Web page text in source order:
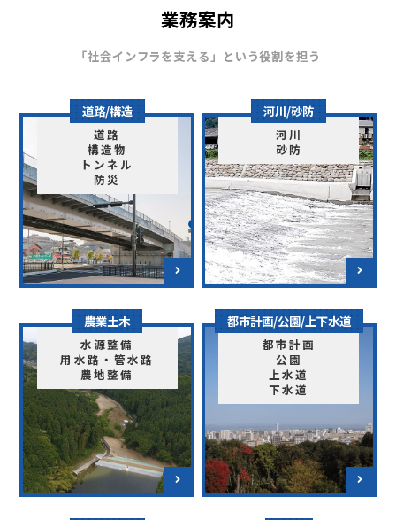
業務案内
「社会インフラを支える」という役割を担う
道路/構造
道路
構造物
トンネル
防災
河川/砂防
河川
砂防
農業土木
水源整備
用水路・管水路
農地整備
都市計画/公園/上下水道
都市計画
公園
上水道
下水道